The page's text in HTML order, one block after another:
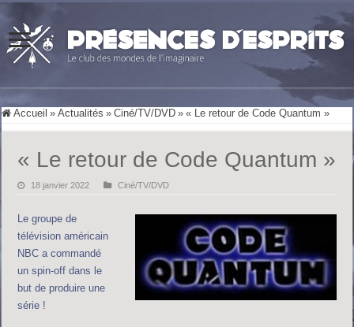
Accueil » Actualités » Ciné/TV/DVD » « Le retour de Code Quantum »
« Le retour de Code Quantum »
18 janvier 2022 Ciné/TV/DVD
Le groupe de
télévision américain
NBC a commandé
un spin-off dans le
but de produire une
série !